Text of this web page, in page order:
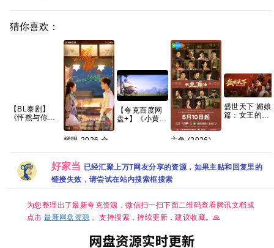
猜你喜欢：
【BL泰剧】
《怦然与你
【12集全】
耀眼 2026 全
【夸克百度网
盘+】《小黄人
部番外前传系
列原盘REMUX
国英
主角 (2026)
秦海璐 国语中
字 [单集约
1GB]
盛世天下 媚娘
篇：女王的游
好家当 已经汇聚上万T网友分享的资源，如果主贴和回复里的
链接失效，请尝试在站内搜索框搜索
为您整理出了最新夸克资源，微信扫一扫下面二维码查看腾讯文档或
点击最新网盘资源 。支持搜索，持续更新，建议收藏。🙏